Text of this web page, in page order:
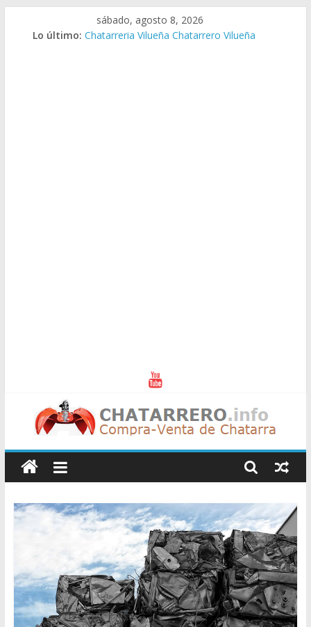
sábado, agosto 8, 2026
Lo último: Chatarreria Vilueña Chatarrero Vilueña
Chatarreros
–
Precio
de
Chatarra